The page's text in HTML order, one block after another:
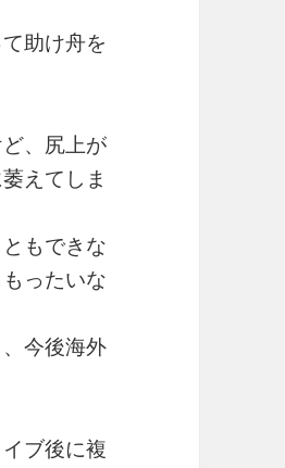
助け舟を
、尻上が
えてしま
もできな
ったいな
今後海外
ブ後に複